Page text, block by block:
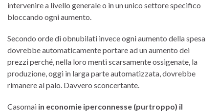
intervenire a livello generale o in un unico settore specifico
bloccando ogni aumento.
Secondo orde di obnubilati invece ogni aumento della spesa
dovrebbe automaticamente portare ad un aumento dei
prezzi perché, nella loro menti scarsamente ossigenate, la
produzione, oggi in larga parte automatizzata, dovrebbe
rimanere al palo. Davvero sconcertante.
Casomai in economie iperconnesse (purtroppo) il